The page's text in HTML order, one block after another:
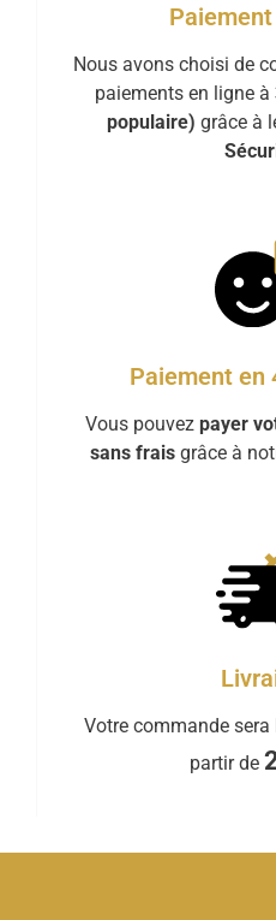
Nous avons choisi de
paiements en ligne à
populaire) grâce à
Paiement en
Vous pouvez payer
sans frais grâce à
Votre commande sera
partir de